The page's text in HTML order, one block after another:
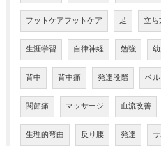
フットケアフットケア 足 立ち
生涯学習 自律神経 勉強
背中 背中痛 発達段階 ベ
関節痛 マッサージ 血流改善
生理的弯曲 反り腰 発達